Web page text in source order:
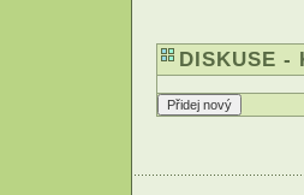
DISKUSE -